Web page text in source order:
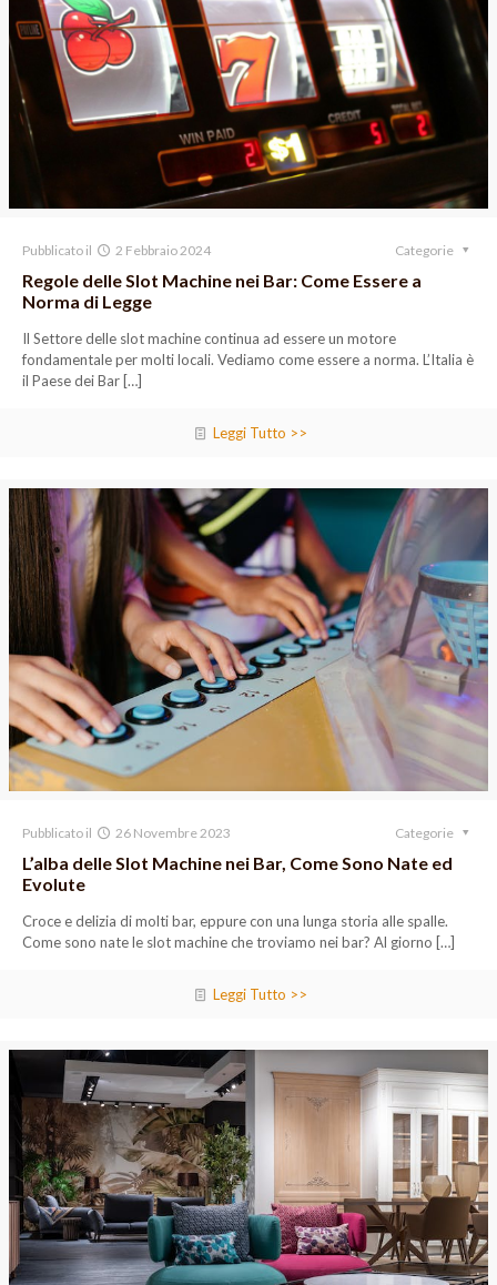
Pubblicato il 2 Febbraio 2024 Categorie
Regole delle Slot Machine nei Bar: Come Essere a
Norma di Legge
Il Settore delle slot machine continua ad essere un motore
fondamentale per molti locali. Vediamo come essere a norma. L’Italia è
il Paese dei Bar […]
Leggi Tutto >>
Pubblicato il 26 Novembre 2023 Categorie
L’alba delle Slot Machine nei Bar, Come Sono Nate ed
Evolute
Croce e delizia di molti bar, eppure con una lunga storia alle spalle.
Come sono nate le slot machine che troviamo nei bar? Al giorno […]
Leggi Tutto >>